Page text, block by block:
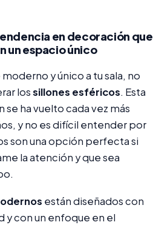
en decoración que
un espacio único
y único a tu sala, no
lossillones esféricos. Esta
ha vuelto cada vez más
y no es difícil entender por
son una opción perfecta si
la atención y que sea
están diseñados con
y con un enfoque en el